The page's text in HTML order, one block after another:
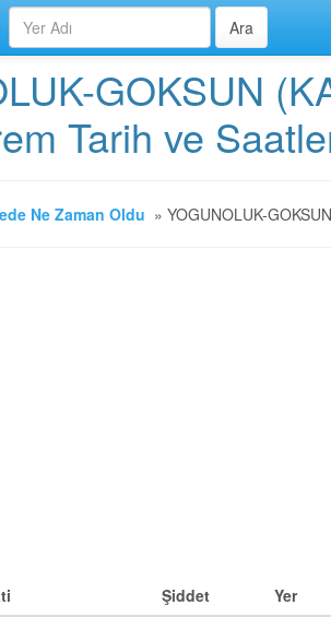
GOKSUN
Tarih ve
Ne Zaman Oldu » YOGUNOLUK-
Şiddet Yer